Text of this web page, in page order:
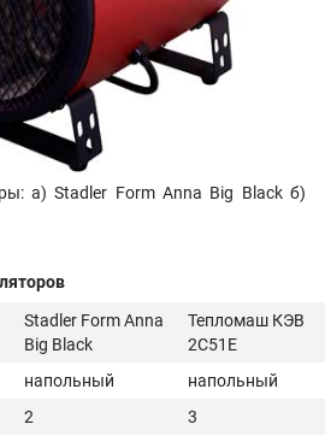
а) Stadler Form Anna Big Black б)
Stadler Form Anna
Big Black
Тепломаш КЭВ
2С51Е
напольный
напольный
2
3